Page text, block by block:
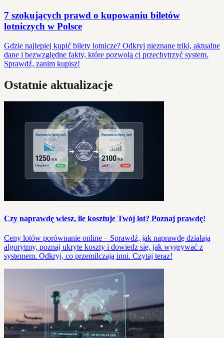
7 szokujących prawd o kupowaniu biletów
lotniczych w Polsce
Gdzie najlepiej kupić bilety lotnicze? Odkryj nieznane triki, aktualne
dane i bezwzględne fakty, które pozwolą ci przechytrzyć system.
Sprawdź, zanim kupisz!
Ostatnie aktualizacje
Czy naprawdę wiesz, ile kosztuje Twój lot? Poznaj prawdę!
Ceny lotów porównanie online – Sprawdź, jak naprawdę działają
algorytmy, poznaj ukryte koszty i dowiedz się, jak wygrywać z
systemem. Odkryj, co przemilczają inni. Czytaj teraz!